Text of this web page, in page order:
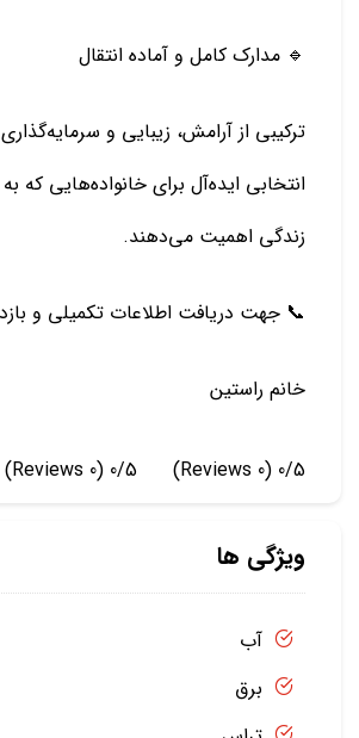
🔹 مدارک کامل و آماده انتقال
ترکیبی از آرامش، زیبایی و
انتخابی ایده‌آل برای خانواده‌هایی که
زندگی اهمیت می‌دهند.
📞 جهت دریافت اطلاعات تکمیلی و
خانم راستین
0/5
(0 Reviews)
0/5
(0 Reviews)
ویژگی ها
آب
برق